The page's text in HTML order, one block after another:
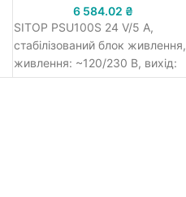
6 584.02 ₴
SITOP PSU100S 24 V/5 A,
стабілізований блок живлення,
живлення: ~120/230 В, вихід:
=24 В/5 A